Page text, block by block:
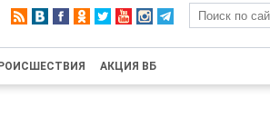
АКЦИЯ ВБ